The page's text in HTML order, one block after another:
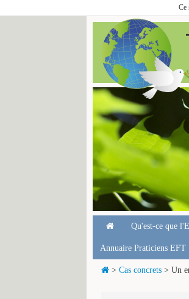
Ce
Qu'est-ce que
Annuaire Praticiens EFT
> Cas concrets > Un